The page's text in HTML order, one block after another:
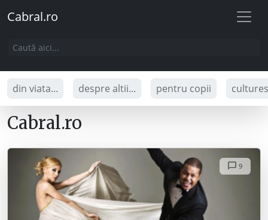
Cabral.ro
din viata... despre altii... pentru copii
Cabral.ro
9